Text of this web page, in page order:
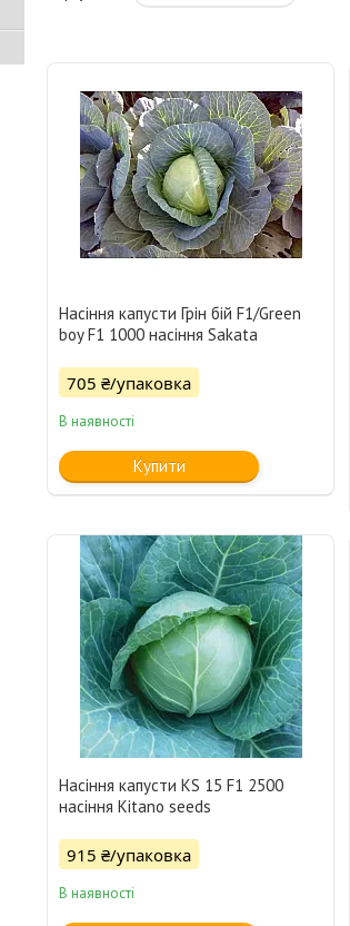
Насіння капусти Грін бій F1/Green
boy F1 1000 насіння Sakata
705 ₴/упаковка
В наявності
Купити
Насіння капусти KS 15 F1 2500
насіння Kitano seeds
915 ₴/упаковка
В наявності